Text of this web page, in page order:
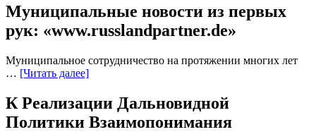
Муниципальные новости из первых
рук: «www.russlandpartner.de»
Муниципальное сотрудничество на протяжении многих лет
… [Читать далее]
К Реализации Дальновидной
Политики Взаимопонимания